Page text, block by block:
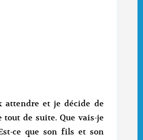
attendre et je décide de
tout de suite. Que vais-je
ce que son fils et son